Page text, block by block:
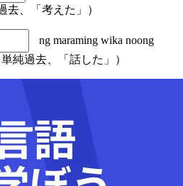
去、「考えた」）
ng maraming wika noong
純過去、「話した」）